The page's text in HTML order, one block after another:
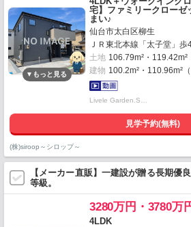
宅】ファミリークローゼ
まい♪
仙台市太白区柳生
ＪＲ東北本線「太子堂」歩
土地 106.79m²・119.42m²
建物 100.2m²・110.96m²
Livele Garden.S…
見学予約(無料)
(株)siroop～シロップ～
【メーカー直販】一建設が贈る長期優
等級。
3280万円・3780万
4LDK